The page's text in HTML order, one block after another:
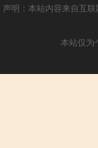
声明：本站内容来自互
本站仅为